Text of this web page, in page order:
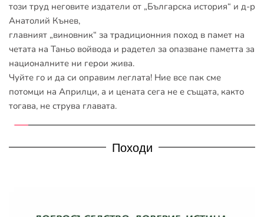
този труд неговите издатели от „Българска история“ и д-р
Анатолий Кънев,
главният „виновник“ за традиционния поход в памет на
четата на Таньо войвода и радетел за опазване паметта за
националните ни герои жива.
Чуйте го и да си оправим леглата! Ние все пак сме
потомци на Априлци, а и цената сега не е същата, както
тогава, не струва главата.
Походи